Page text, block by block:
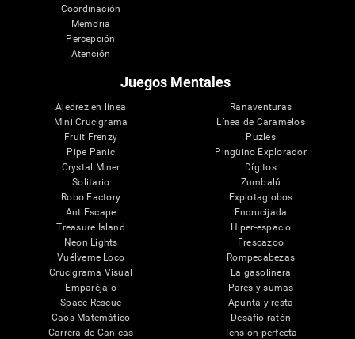
Coordinación
Memoria
Percepción
Atención
Juegos Mentales
Ajedrez en línea
Mini Crucigrama
Fruit Frenzy
Pipe Panic
Crystal Miner
Solitario
Robo Factory
Ant Escape
Treasure Island
Neon Lights
Vuélveme Loco
Crucigrama Visual
Emparéjalo
Space Rescue
Caos Matemático
Carrera de Canicas
Ranaventuras
Línea de Caramelos
Puzles
Pingüino Explorador
Dígitos
Zumbalú
Explotaglobos
Encrucijada
Hiper-espacio
Frescazoo
Rompecabezas
La gasolinera
Pares y sumas
Apunta y resta
Desafío ratón
Tensión perfecta